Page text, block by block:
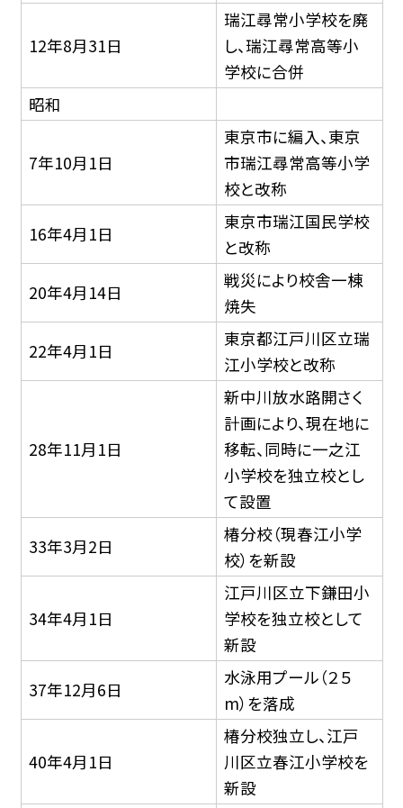
12年8月31日
瑞江尋常小学校を廃
し、瑞江尋常高等小
学校に合併
昭和
7年10月1日
東京市に編入、東京
市瑞江尋常高等小学
校と改称
16年4月1日
東京市瑞江国民学校
と改称
20年4月14日
戦災により校舎一棟
焼失
22年4月1日
東京都江戸川区立瑞
江小学校と改称
28年11月1日
新中川放水路開さく
計画により、現在地に
移転、同時に一之江
小学校を独立校とし
て設置
33年3月2日
椿分校（現春江小学
校）を新設
34年4月1日
江戸川区立下鎌田小
学校を独立校として
新設
37年12月6日
水泳用プール（２５
m）を落成
40年4月1日
椿分校独立し、江戸
川区立春江小学校を
新設